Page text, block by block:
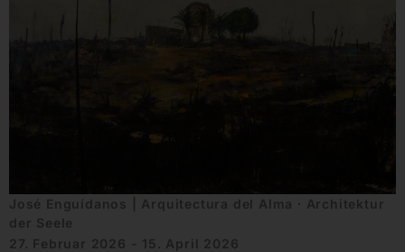
José Enguídanos | Arquitectura del Alma ∙ Architektur
der Seele
27. Februar 2026 - 15. April 2026